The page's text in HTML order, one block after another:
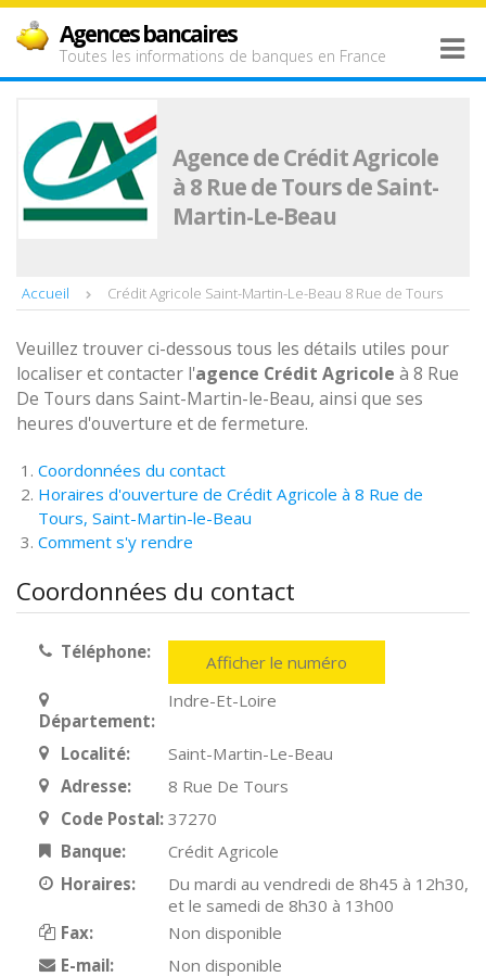
Agences bancaires
Toutes les informations de banques en France
Agence de Crédit Agricole
à 8 Rue de Tours de Saint-
Martin-Le-Beau
Accueil Crédit Agricole Saint-Martin-Le-Beau 8 Rue de Tours
Veuillez trouver ci-dessous tous les détails utiles pour
localiser et contacter l'agence Crédit Agricole à 8 Rue
De Tours dans Saint-Martin-le-Beau, ainsi que ses
heures d'ouverture et de fermeture.
Coordonnées du contact
Horaires d'ouverture de Crédit Agricole à 8 Rue de
Tours, Saint-Martin-le-Beau
Comment s'y rendre
Coordonnées du contact
Téléphone: Afficher le numéro
Département:
Indre-Et-Loire
Localité:
Saint-Martin-Le-Beau
Adresse:
8 Rue De Tours
Code Postal: 37270
Banque:
Crédit Agricole
Horaires:
Du mardi au vendredi de 8h45 à 12h30,
et le samedi de 8h30 à 13h00
Fax:
Non disponible
E-mail:
Non disponible